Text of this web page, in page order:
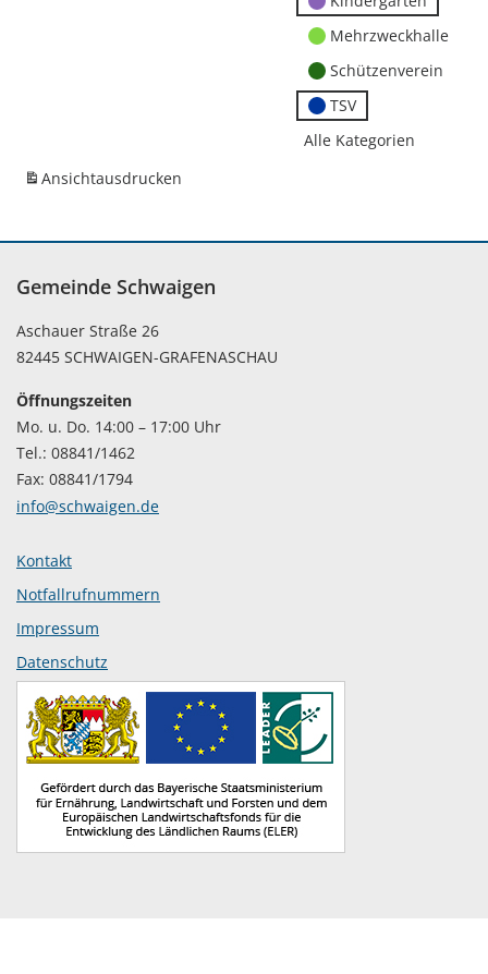
Mehrzweckhalle
Schützenverein
TSV
Alle Kategorien
Ansichtausdrucken
Gemeinde Schwaigen
Aschauer Straße 26
82445 SCHWAIGEN-GRAFENASCHAU
Öffnungszeiten
Mo. u. Do. 14:00 – 17:00 Uhr
Tel.: 08841/1462
Fax: 08841/1794
info@schwaigen.de
Kontakt
Notfallrufnummern
Impressum
Datenschutz